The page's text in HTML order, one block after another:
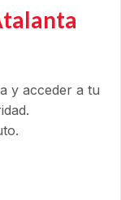
y acceder a tu